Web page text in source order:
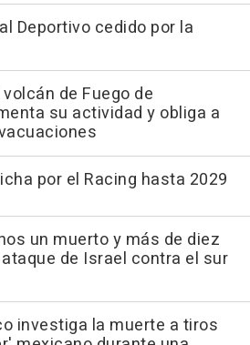
Deportivo cedido por la
de Fuego de
su actividad y obliga a
por el Racing hasta 2029
un muerto y más de diez
de Israel contra el sur
investiga la muerte a tiros